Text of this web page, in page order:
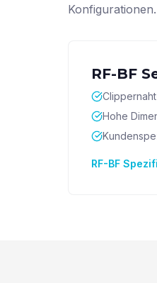
Konfigurationen.
RF-BF
Hohe
RF-BF